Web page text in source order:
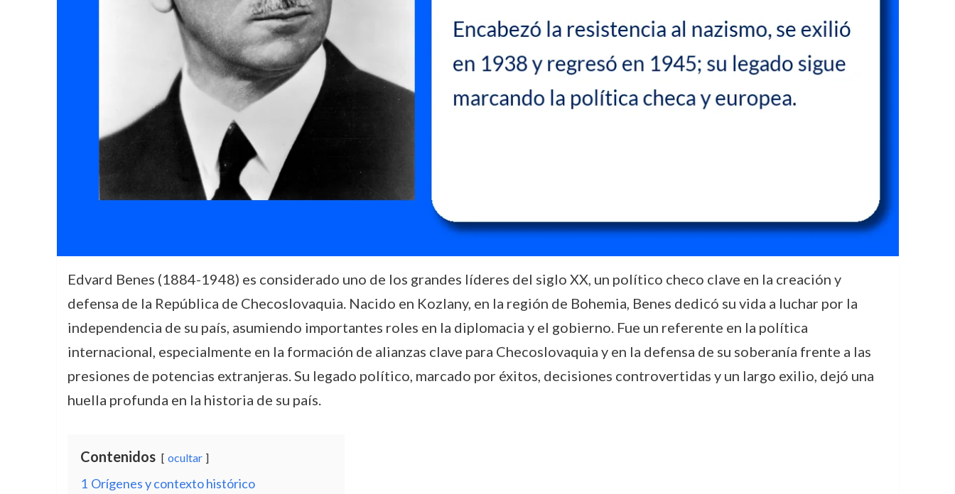
Edvard Benes (1884-1948) es considerado uno de los grandes líderes del siglo XX, un político checo clave en la creación y
defensa de la República de Checoslovaquia. Nacido en Kozlany, en la región de Bohemia, Benes dedicó su vida a luchar por la
independencia de su país, asumiendo importantes roles en la diplomacia y el gobierno. Fue un referente en la política
internacional, especialmente en la formación de alianzas clave para Checoslovaquia y en la defensa de su soberanía frente a las
presiones de potencias extranjeras. Su legado político, marcado por éxitos, decisiones controvertidas y un largo exilio, dejó una
huella profunda en la historia de su país.
Contenidos ocultar
1 Orígenes y contexto histórico